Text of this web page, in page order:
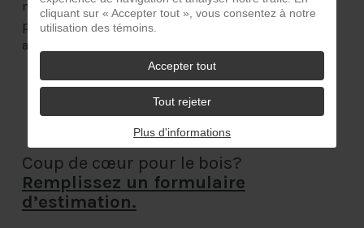
nous créons pour vous les
pièces sur mesure dont vous
avez besoin!
principalement
meubles, mais
répondent aussi aux
Coup de cœur pour le bois?
Remplissez un formulaire
d’estimation.
cliquant sur « Accepter tout », vous consentez à notre
utilisation des témoins.
Accepter tout
Tout rejeter
Plus d'informations